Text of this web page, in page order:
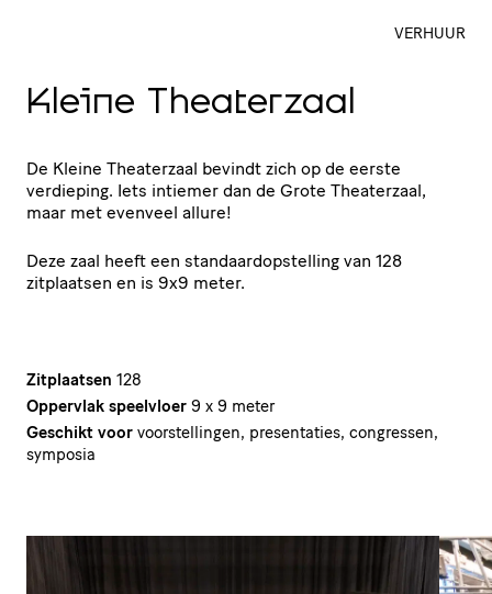
VERHUUR
Kleine Theaterzaal
De Kleine Theaterzaal bevindt zich op de eerste
verdieping. Iets intiemer dan de Grote Theaterzaal,
maar met evenveel allure!
Deze zaal heeft een standaardopstelling van 128
zitplaatsen en is 9x9 meter.
Zitplaatsen 128
Oppervlak speelvloer 9 x 9 meter
Geschikt voor voorstellingen, presentaties, congressen,
symposia